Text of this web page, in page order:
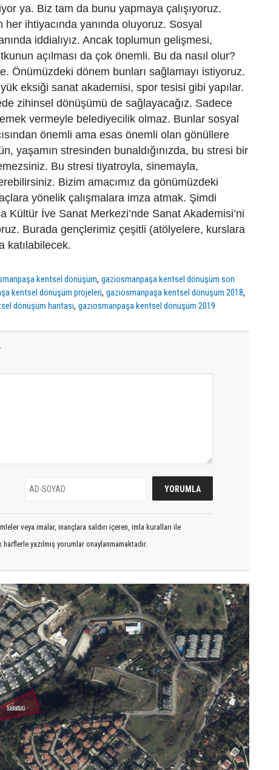
ya. Biz tam da bunu yapmaya çalışıyoruz.
her ihtiyacında yanında oluyoruz. Sosyal
iddialıyız. Ancak toplumun gelişmesi,
açılması da çok önemli. Bu da nasıl olur?
Önümüzdeki dönem bunları sağlamayı istiyoruz.
eksiği sanat akademisi, spor tesisi gibi yapılar.
zihinsel dönüşümü de sağlayacağız. Sadece
vermeyle belediyecilik olmaz. Bunlar sosyal
önemli ama esas önemli olan gönüllere
yaşamın stresinden bunaldığınızda, bu stresi bir
Bu stresi tiyatroyla, sinemayla,
Bizim amacımız da gönümüzdeki
yönelik çalışmalara imza atmak. Şimdi
Kültür İve Sanat Merkezi’nde Sanat Akademisi’ni
Burada gençlerimiz çeşitli (atölyelere, kurslara
katılabilecek.
kentsel dönüşüm,gaziosmanpaşa kentsel dönüşüm son
kentsel dönüşüm projeleri, gaziosmanpaşa kentsel dönüşüm 2018,
dönüşüm haritası, gaziosmanpaşa kentsel dönüşüm 2019
veya imalar, inançlara saldırı içeren, imla kuralları ile
yazılmış yorumlar onaylanmamaktadır.